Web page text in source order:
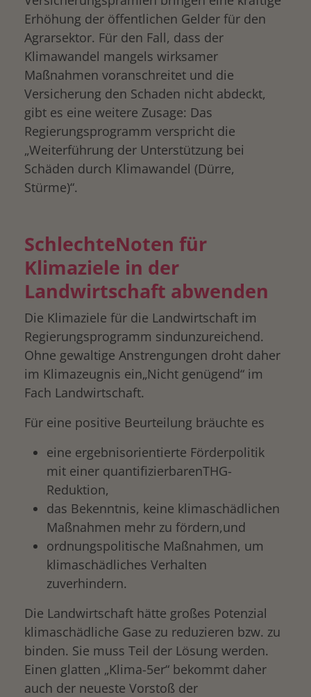
Erhöhung der öffentlichen Gelder für den
Agrarsektor. Für den Fall, dass der
Klimawandel mangels wirksamer
Maßnahmen voranschreitet und die
Versicherung den Schaden nicht abdeckt,
gibt es eine weitere Zusage: Das
Regierungsprogramm verspricht die
„Weiterführung der Unterstützung bei
Schäden durch Klimawandel (Dürre,
Stürme)“.
SchlechteNoten für
Klimaziele in der
Landwirtschaft abwenden
Die Klimaziele für die Landwirtschaft im
Regierungsprogramm sindunzureichend.
Ohne gewaltige Anstrengungen droht daher
im Klimazeugnis ein„Nicht genügend“ im
Fach Landwirtschaft.
Für eine positive Beurteilung bräuchte es
eine ergebnisorientierte Förderpolitik
mit einer quantifizierbarenTHG-
Reduktion,
das Bekenntnis, keine klimaschädlichen
Maßnahmen mehr zu fördern,und
ordnungspolitische Maßnahmen, um
klimaschädliches Verhalten
zuverhindern.
Die Landwirtschaft hätte großes Potenzial
klimaschädliche Gase zu reduzieren bzw. zu
binden. Sie muss Teil der Lösung werden.
Einen glatten „Klima-5er“ bekommt daher
auch der neueste Vorstoß der